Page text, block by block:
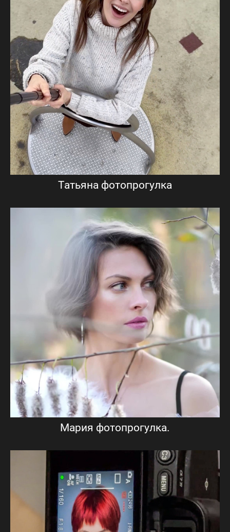
Татьяна фотопрогулка
Мария фотопрогулка.